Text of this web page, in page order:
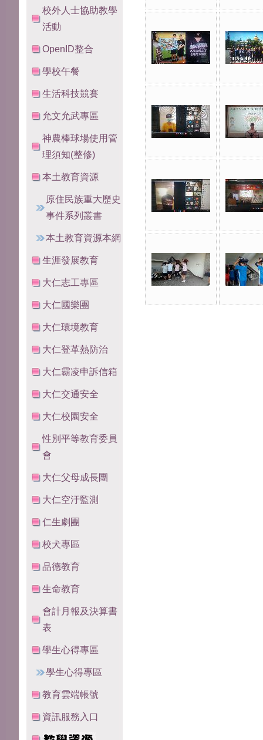
校外人士協助教學
活動
OpenID整合
學校午餐
生活科技競賽
允文允武專區
神農棒球場使用管
理須知(整修)
本土教育資源
原住民族重大歷史
事件系列叢書
本土教育資源本網
生涯發展教育
大仁志工專區
大仁國樂團
大仁環境教育
大仁登革熱防治
大仁霸凌申訴信箱
大仁交通安全
大仁校園安全
性別平等教育委員
會
大仁父母成長團
大仁空汙監測
仁生劇團
校犬專區
品德教育
生命教育
會計月報及決算書
表
學生心得專區
學生心得專區
教育雲端帳號
資訊服務入口